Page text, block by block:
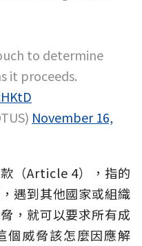
to determine
it proceeds.
November 16,
（Article 4），指的
遇到其他國家或組織
，就可以要求所有成
個威脅該怎麼因應解